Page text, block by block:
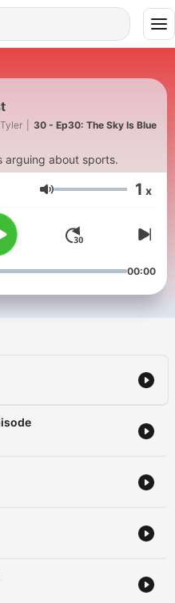
30 - Ep30: The Sky Is Blue
arguing about sports.
Volumen 1 x
00:00